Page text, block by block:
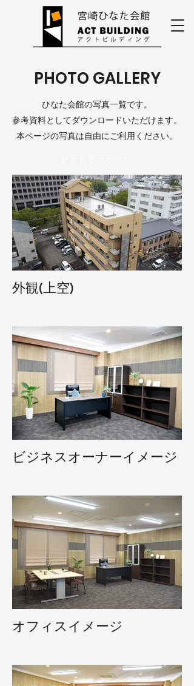
PHOTO GALLERY
ひなた会館の写真一覧です。
​参考資料としてダウンロードいただけます。
本ページの写真は自由にご利用ください。
外観(上空)
ビジネスオーナーイメージ
オフィスイメージ